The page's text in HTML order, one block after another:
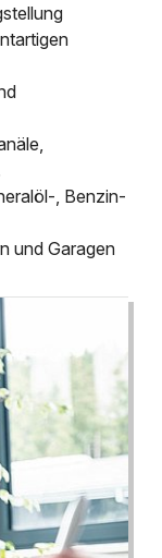
, Benzin-
und Garagen